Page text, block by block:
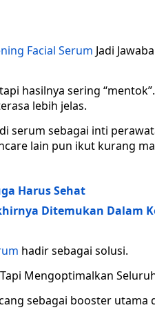
Facial Serum Jadi
hasilnya sering
lebih jelas.
serum sebagai inti
lain pun ikut kurang
Harus Sehat
Ditemukan Dalam
hadir sebagai solusi.
Mengoptimalkan
sebagai booster utama